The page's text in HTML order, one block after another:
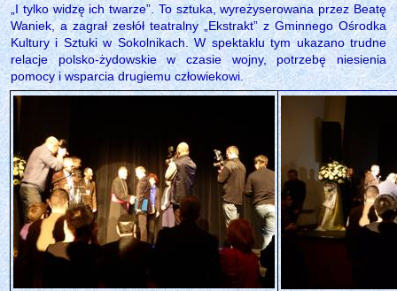
„I tylko widzę ich twarze”. To sztuka, wyreżyserowana przez Beatę
Waniek, a zagrał zesłół teatralny „Ekstrakt” z Gminnego Ośrodka
Kultury i Sztuki w Sokolnikach. W spektaklu tym ukazano trudne
relacje polsko-żydowskie w czasie wojny, potrzebę niesienia
pomocy i wsparcia drugiemu człowiekowi.